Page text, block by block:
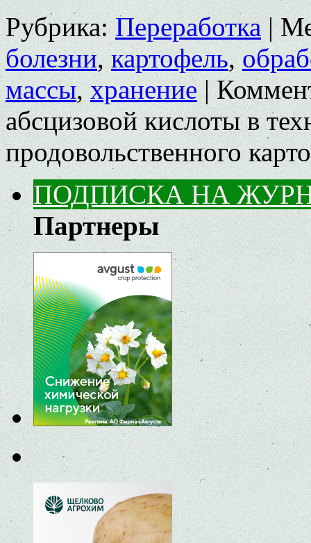
Рубрика: Переработка |
болезни,картофель,
массы,хранение |
абсцизовой кислоты в
продовольственного
ПОДПИСКА НА
Партнеры